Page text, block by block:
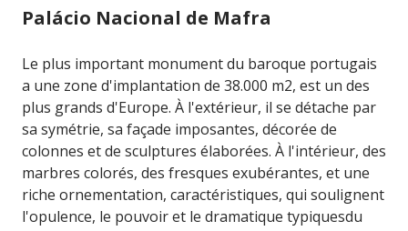
Palácio Nacional de Mafra
Le plus important monument du baroque portugais
a une zone d'implantation de 38.000 m2, est un des
plus grands d'Europe. À l'extérieur, il se détache par
sa symétrie, sa façade imposantes, décorée de
colonnes et de sculptures élaborées. À l'intérieur, des
marbres colorés, des fresques exubérantes, et une
riche ornementation, caractéristiques, qui soulignent
l'opulence, le pouvoir et le dramatique typiquesdu